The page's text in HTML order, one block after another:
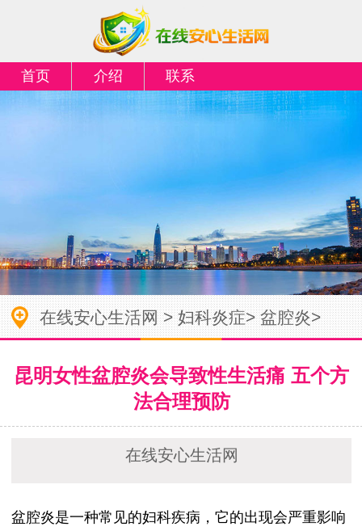
首页 介绍 联系
在线安心生活网>妇科炎症>盆腔炎>
昆明女性盆腔炎会导致性生活痛 五个方
法合理预防
在线安心生活网
盆腔炎是一种常见的妇科疾病，它的出现会严重影响